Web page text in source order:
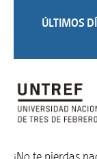
ÚLTIMOS
¡No te pierdas